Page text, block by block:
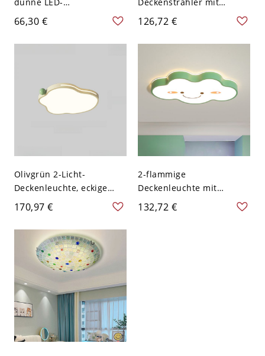
dünne LED-
Deckenleuchte, runde
flache Leuchte für
Schlafzimmer - Grün
66,30 €
Deckenstrahler mit
reinem Licht, Lucite-
Schirm und
Metallmaterial für den
Leuchte, 110V-120V, 19"
126,72 €
Olivgrün 2-Licht-
Deckenleuchte, eckige
Form, LED-Leuchte,
PMMA-Schirm,
Eisenmaterial, einfacher
Stil, 110V-120V
170,97 €
2-flammige
Deckenleuchte mit
blau/weiß/grünem Gestell
im Kinderstil - Grün 110V-
132,72 €